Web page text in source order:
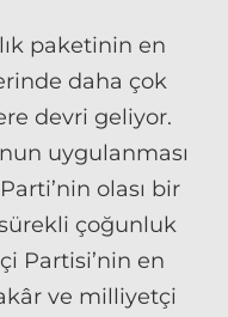
paketinin en
daha çok
devri geliyor.
uygulanması
olası bir
çoğunluk
Partisi’nin en
ve milliyetçi